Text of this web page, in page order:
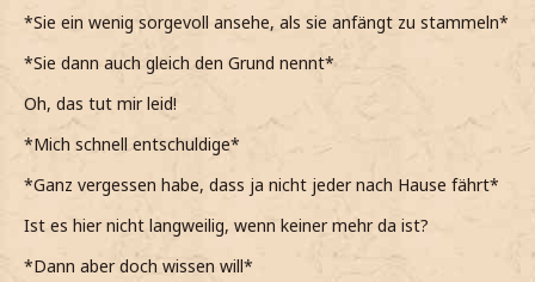
I-Ich…. A-Also i-ich bin so-wieso wie je-des Jahr h-hier….
*leise stammelnd von mir gebe*
I-Ich hab k-keine F-Familie mehr…..
*noch leiser als zuvor schon hinzufüge und auf meine
L-Lamia…
*mich dann auch vorstelle und Nate ansehe*
*Sie ein wenig sorgevoll ansehe, als sie anfängt zu stammeln*
*Sie dann auch gleich den Grund nennt*
Oh, das tut mir leid!
*Mich schnell entschuldige*
*Ganz vergessen habe, dass ja nicht jeder nach Hause fährt*
Ist es hier nicht langweilig, wenn keiner mehr da ist?
*Dann aber doch wissen will*